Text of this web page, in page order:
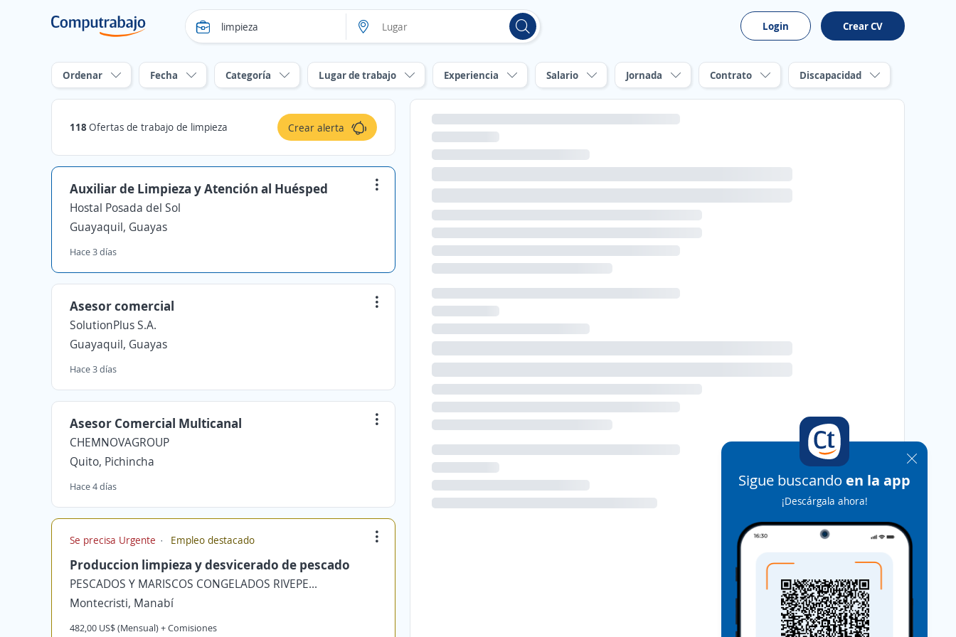
Login Crear CV
Ordenar Fecha Categoría Lugar de trabajo Experiencia Salario Jornada Contrato Discapacidad
118 Ofertas de trabajo de limpieza Crear alerta
Auxiliar de Limpieza y Atención al Huésped
Hostal Posada del Sol
Guayaquil, Guayas
Hace 3 días
Asesor comercial
SolutionPlus S.A.
Guayaquil, Guayas
Hace 3 días
Asesor Comercial Multicanal
CHEMNOVAGROUP
Quito, Pichincha
Hace 4 días
Se precisa Urgente Empleo destacado
Produccion limpieza y desvicerado de pescado
PESCADOS Y MARISCOS CONGELADOS RIVEPESCA S.A.
Montecristi, Manabí
482,00 US$ (Mensual) + Comisiones
Sigue buscando en la app
¡Descárgala ahora!